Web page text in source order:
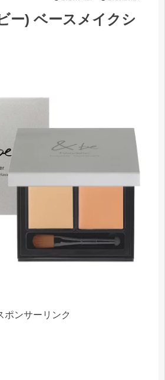
ー) ベースメイクシ
ポンサーリンク